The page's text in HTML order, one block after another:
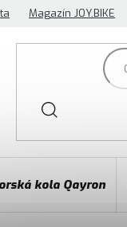
Magazín JOY.BIKE
kola Qayron